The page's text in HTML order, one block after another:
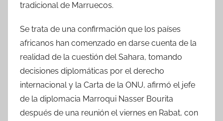
tradicional de Marruecos.
Se trata de una confirmación que los países
africanos han comenzado en darse cuenta de la
realidad de la cuestión del Sahara, tomando
decisiones diplomáticas por el derecho
internacional y la Carta de la ONU, afirmó el jefe
de la diplomacia Marroqui Nasser Bourita
después de una reunión el viernes en Rabat, con